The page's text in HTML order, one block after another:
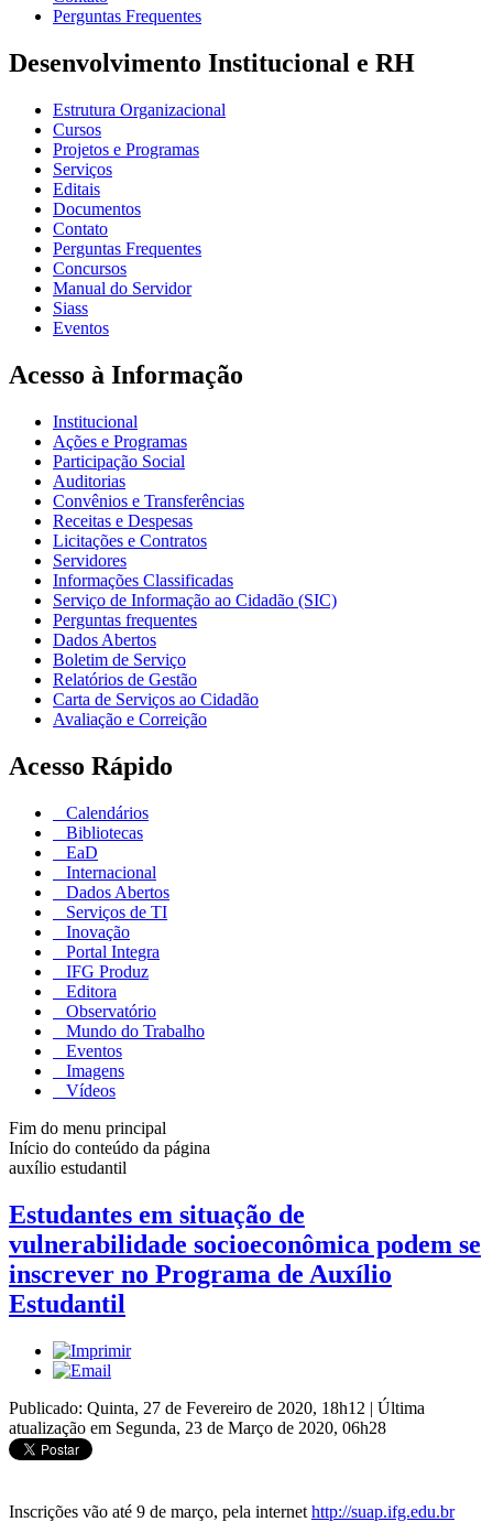
Perguntas Frequentes
Desenvolvimento Institucional e RH
Estrutura Organizacional
Cursos
Projetos e Programas
Serviços
Editais
Documentos
Contato
Perguntas Frequentes
Concursos
Manual do Servidor
Siass
Eventos
Acesso à Informação
Institucional
Ações e Programas
Participação Social
Auditorias
Convênios e Transferências
Receitas e Despesas
Licitações e Contratos
Servidores
Informações Classificadas
Serviço de Informação ao Cidadão (SIC)
Perguntas frequentes
Dados Abertos
Boletim de Serviço
Relatórios de Gestão
Carta de Serviços ao Cidadão
Avaliação e Correição
Acesso Rápido
Calendários
Bibliotecas
EaD
Internacional
Dados Abertos
Serviços de TI
Inovação
Portal Integra
IFG Produz
Editora
Observatório
Mundo do Trabalho
Eventos
Imagens
Vídeos
Fim do menu principal
Início do conteúdo da página
auxílio estudantil
Estudantes em situação de
vulnerabilidade socioeconômica podem se
inscrever no Programa de Auxílio
Estudantil
Publicado: Quinta, 27 de Fevereiro de 2020, 18h12 | Última
atualização em Segunda, 23 de Março de 2020, 06h28
Inscrições vão até 9 de março, pela internet http://suap.ifg.edu.br